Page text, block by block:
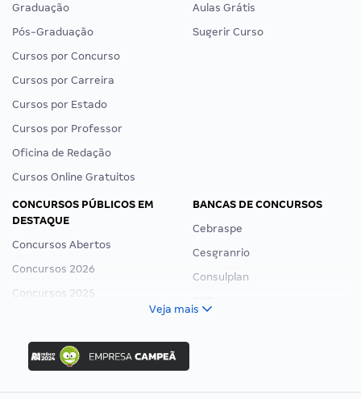
Graduação
Pós-Graduação
Cursos por Concurso
Cursos por Carreira
Cursos por Estado
Cursos por Professor
Oficina de Redação
Cursos Online Gratuitos
Aulas Grátis
Sugerir Curso
CONCURSOS PÚBLICOS EM
DESTAQUE
Concursos Abertos
Concursos 2026
Concursos 2025
Concurso Ibama
Concurso MPU
Editais publicados
BANCAS DE CONCURSOS
Cebraspe
Cesgranrio
Consulplan
Veja mais